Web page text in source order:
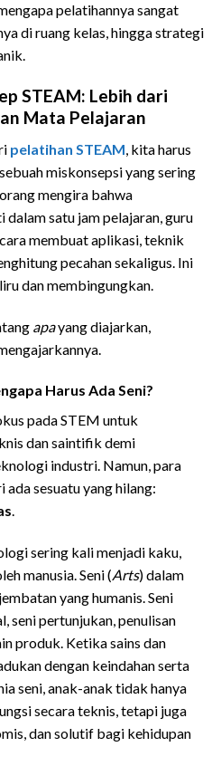
pelatihannya sangat
di ruang kelas, hingga strategi
STEAM: Lebih dari
Mata Pelajaran
pelatihan STEAM , kita harus
miskonsepsi yang sering
mengira bahwa
satu jam pelajaran, guru
membuat aplikasi, teknik
pecahan sekaligus. Ini
dan membingungkan.
apayang diajarkan,
Harus Ada Seni?
pada STEM untuk
dan saintifik demi
industri. Namun, para
sesuatu yang hilang:
.
sering kali menjadi kaku,
manusia. Seni (Arts) dalam
yang humanis. Seni
seni pertunjukan, penulisan
produk. Ketika sains dan
dengan keindahan serta
seni, anak-anak tidak hanya
secara teknis, tetapi juga
dan solutif bagi kehidupan